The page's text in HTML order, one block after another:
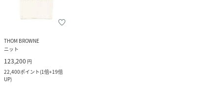
THOM BROWNE
ニット
123,200 円
22,400ポイント(1倍+19倍
UP)